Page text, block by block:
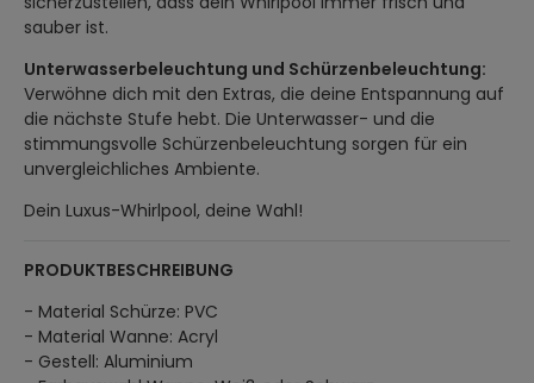
sauber ist.
Unterwasserbeleuchtung und Schürzenbeleuchtung:
Verwöhne dich mit den Extras, die deine Entspannung auf
die nächste Stufe hebt. Die Unterwasser- und die
stimmungsvolle Schürzenbeleuchtung sorgen für ein
unvergleichliches Ambiente.
Dein Luxus-Whirlpool, deine Wahl!
PRODUKTBESCHREIBUNG
- Material Schürze: PVC
- Material Wanne: Acryl
- Gestell: Aluminium